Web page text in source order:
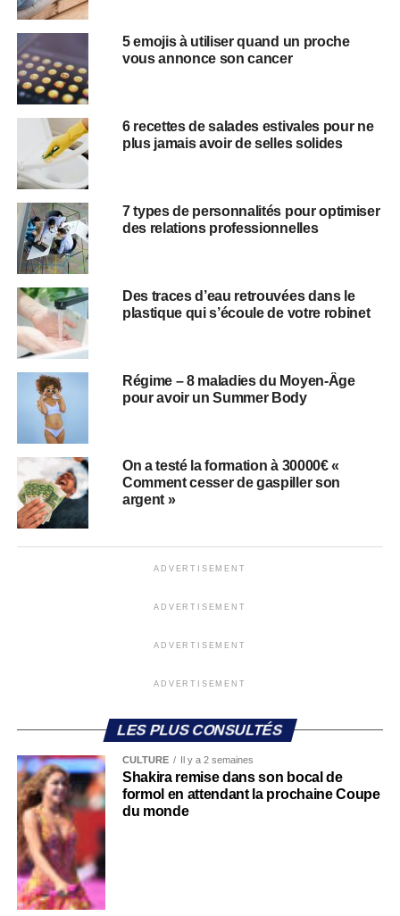
5 emojis à utiliser quand un proche
vous annonce son cancer
6 recettes de salades estivales pour ne
plus jamais avoir de selles solides
7 types de personnalités pour optimiser
des relations professionnelles
Des traces d’eau retrouvées dans le
plastique qui s’écoule de votre robinet
Régime – 8 maladies du Moyen-Âge
pour avoir un Summer Body
On a testé la formation à 30000€ «
Comment cesser de gaspiller son
argent »
ADVERTISEMENT
ADVERTISEMENT
ADVERTISEMENT
ADVERTISEMENT
LES PLUS CONSULTÉS
CULTURE Il y a 2 semaines
Shakira remise dans son bocal de
formol en attendant la prochaine Coupe
du monde